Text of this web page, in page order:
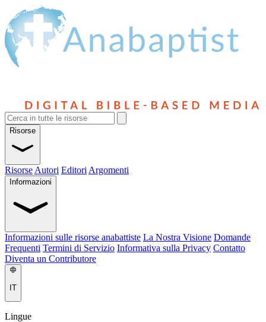
Risorse
Risorse Autori Editori Argomenti
Informazioni
Informazioni sulle risorse anabattiste La Nostra Visione Domande
Frequenti Termini di Servizio Informativa sulla Privacy Contatto
Diventa un Contributore
IT
Lingue